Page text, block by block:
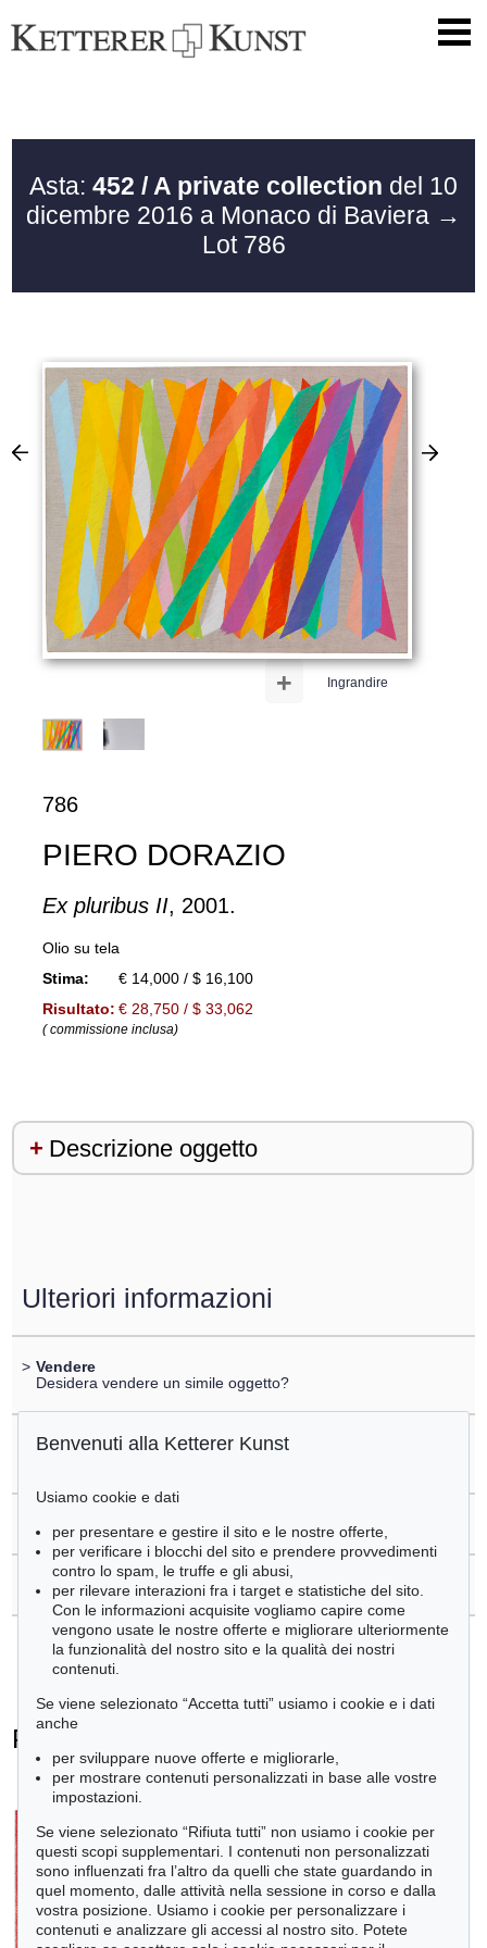
Asta: 452 / A private collection del 10
dicembre 2016 a Monaco di Baviera →
Lot 786
Ingrandire
+
786
PIERO DORAZIO
Ex pluribus II, 2001.
Olio su tela
Stima:
€ 14,000 / $ 16,100
Risultato: € 28,750 / $ 33,062
( commissione inclusa)
Descrizione oggetto
Ulteriori informazioni
> Vendere
Desidera vendere un simile oggetto?
Registrare di
Contattare esperti
Piero Dorazio - Ogetti venduti
tute le offerte
Benvenuti alla Ketterer Kunst
Usiamo cookie e dati
per presentare e gestire il sito e le nostre offerte,
per verificare i blocchi del sito e prendere provvedimenti
contro lo spam, le truffe e gli abusi,
per rilevare interazioni fra i target e statistiche del sito.
Con le informazioni acquisite vogliamo capire come
vengono usate le nostre offerte e migliorare ulteriormente
la funzionalità del nostro sito e la qualità dei nostri
contenuti.
Se viene selezionato “Accetta tutti” usiamo i cookie e i dati
anche
per sviluppare nuove offerte e migliorarle,
per mostrare contenuti personalizzati in base alle vostre
impostazioni.
Se viene selezionato “Rifiuta tutti” non usiamo i cookie per
questi scopi supplementari. I contenuti non personalizzati
sono influenzati fra l’altro da quelli che state guardando in
quel momento, dalle attività nella sessione in corso e dalla
vostra posizione. Usiamo i cookie per personalizzare i
contenuti e analizzare gli accessi al nostro sito. Potete